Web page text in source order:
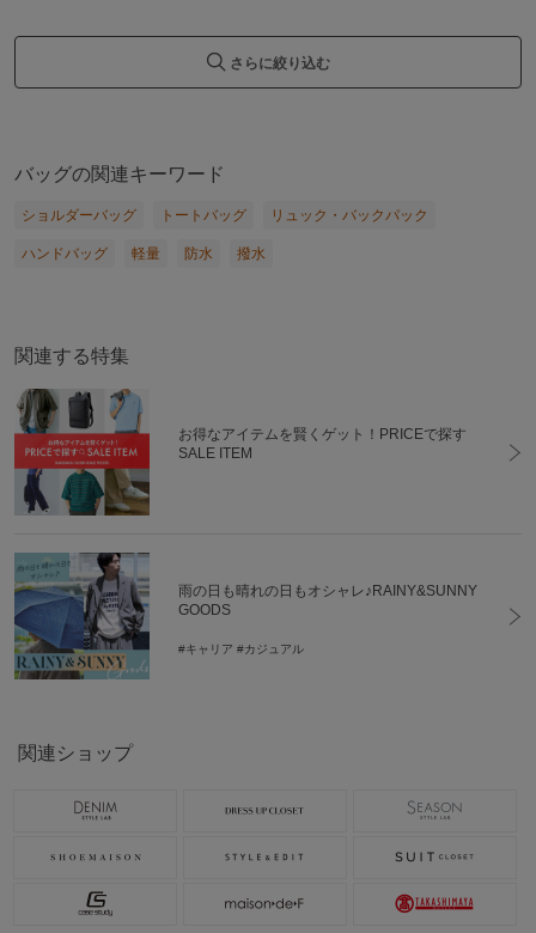
さらに絞り込む
バッグの関連キーワード
ショルダーバッグ トートバッグ リュック・バックパック
ハンドバッグ 軽量 防水 撥水
関連する特集
お得なアイテムを賢くゲット！PRICEで探す
SALE ITEM
雨の日も晴れの日もオシャレ♪RAINY&SUNNY
GOODS
#キャリア #カジュアル
関連ショップ